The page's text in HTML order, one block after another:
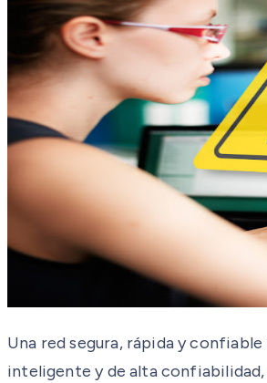
Una red segura, rápida y
inteligente y de alta